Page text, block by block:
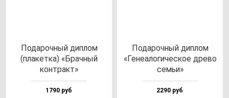
Пода­роч­ный дип­лом
(пла­кет­ка) «Брач­ный
кон­тракт»
1790 руб
Пода­роч­ный дип­лом
«Гене­ало­ги­чес­кое дре­во
семьи»
2290 руб